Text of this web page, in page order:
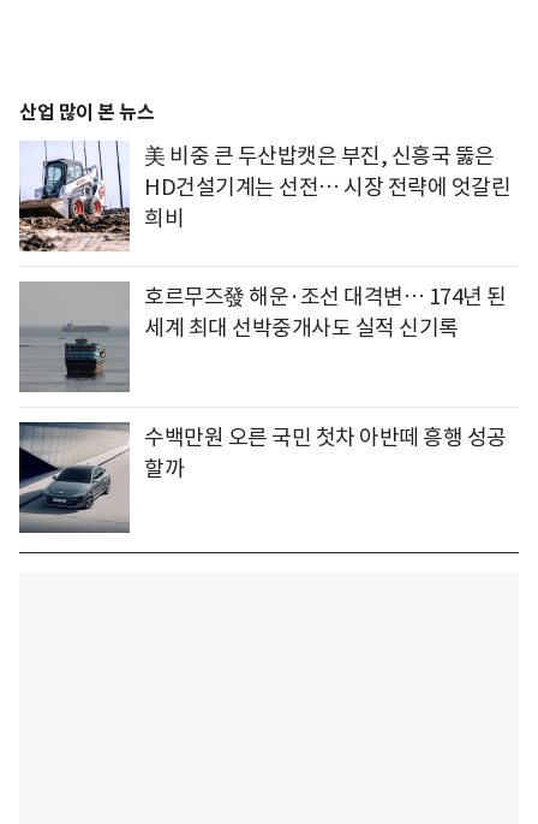
산업 많이 본 뉴스
美 비중 큰 두산밥캣은 부진, 신흥국 뚫은
HD건설기계는 선전… 시장 전략에 엇갈린
희비
호르무즈發 해운·조선 대격변… 174년 된
세계 최대 선박중개사도 실적 신기록
수백만원 오른 국민 첫차 아반떼 흥행 성공
할까